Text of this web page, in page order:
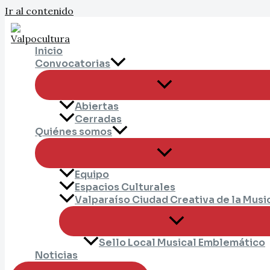
Ir al contenido
Inicio
Convocatorias
Abiertas
Cerradas
Quiénes somos
Equipo
Espacios Culturales
Valparaíso Ciudad Creativa de la
Sello Local Musical Emblemático
Noticias